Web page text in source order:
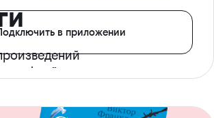
офлайн
в приложении